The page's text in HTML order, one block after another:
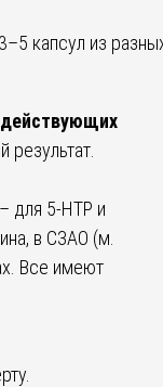
капсул из
для 5-HTP и
в СЗАО (м.
Все имеют